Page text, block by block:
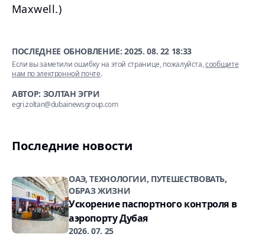
Maxwell.)
ПОСЛЕДНЕЕ ОБНОВЛЕНИЕ:2025. 08. 22 18:33
Если вы заметили ошибку на этой странице, пожалуйста,сообщите
нам по электронной почте.
АВТОР: ЗОЛТАН ЭГРИ
egri.zoltan@dubainewsgroup.com
Последние новости
ОАЭ, ТЕХНОЛОГИИ, ПУТЕШЕСТВОВАТЬ,
ОБРАЗ ЖИЗНИ
Ускорение паспортного контроля в
аэропорту Дубая
2026. 07. 25